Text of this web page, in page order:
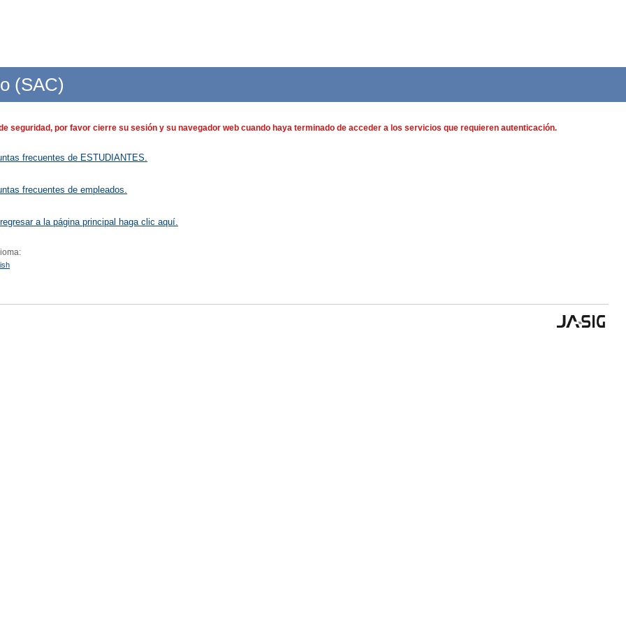
(SAC)
seguridad, por favor cierre su sesión y su navegador web cuando haya terminado de acceder a los servicios que requieren autenticación.
frecuentes de ESTUDIANTES.
frecuentes de empleados.
a la página principal haga clic aquí.